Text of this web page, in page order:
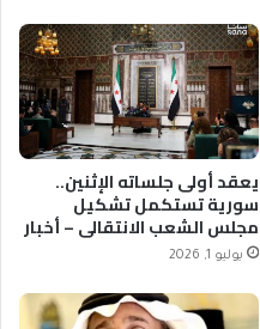
يعقد أولى جلساته الإثنين..
سورية تستكمل تشكيل
مجلس الشعب الانتقالي – أخبار
السعودية
يوليو 1, 2026